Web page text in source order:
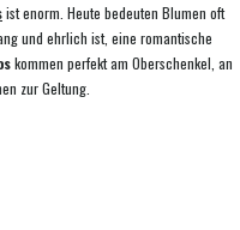
ist enorm. Heute bedeuten Blumen oft
und ehrlich ist, eine romantische
kommen perfekt am Oberschenkel, an
zur Geltung.